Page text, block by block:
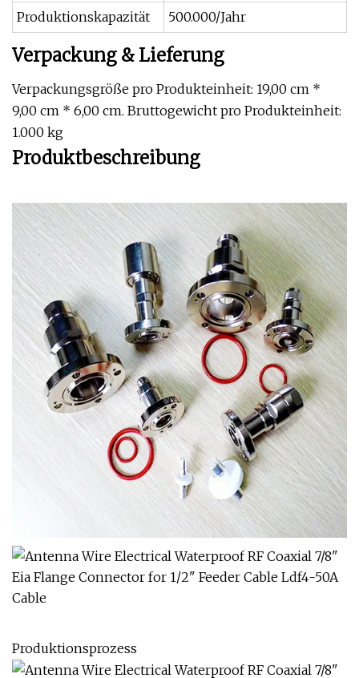
Produktionskapazität
500.000/Jahr
Verpackung & Lieferung
Verpackungsgröße pro Produkteinheit: 19,00 cm *
9,00 cm * 6,00 cm. Bruttogewicht pro Produkteinheit:
1.000 kg
Produktbeschreibung
Produktionsprozess